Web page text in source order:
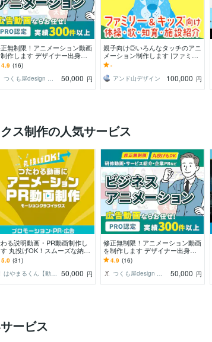
無制限！アニメーション動画
作します デザイナー出身／
実績多数／納品まで丁寧にサ
ト
4.9 (16)
つくも屋design アイ
50,000 円
親子向け◎いろんなタッチのアニ
メーション制作します |ファミリ
ー・キッズ・施設紹介・教育・
歌・体操など幅広く対応
-
アンド山デザイン
100,000 円
ス制作の人気サービス
る説明動画・PR動画制作し
す 丸投げOK！スムーズな納品
高品質な動画をお届けしま
5.0 (31)
はやまるくん【動画・アニメーション制作】 50,000 円
修正無制限！アニメーション動画
を制作します デザイナー出身／
大手実績多数／納品まで丁寧にサ
ポート
4.9 (16)
つくも屋design アイ
50,000 円
ービス